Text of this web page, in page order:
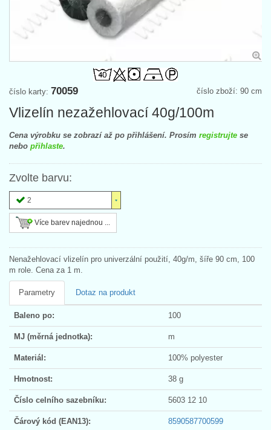
číslo zboží: 90 cm
číslo karty: 70059
Vlizelín nezažehlovací 40g/100m
Cena výrobku se zobrazí až po přihlášení. Prosím registrujte se
nebo přihlaste.
Zvolte barvu:
2
Více barev najednou ...
Nenažehlovací vlizelín pro univerzální použití, 40g/m, šíře 90 cm, 100
m role. Cena za 1 m.
Parametry Dotaz na produkt
Baleno po: 100
MJ (měrná jednotka): m
Materiál: 100% polyester
Hmotnost: 38 g
Číslo celního sazebníku: 5603 12 10
Čárový kód (EAN13): 8590587700599